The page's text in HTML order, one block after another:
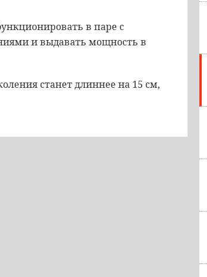
в паре с
и выдавать мощность в
станет длиннее на 15 см,